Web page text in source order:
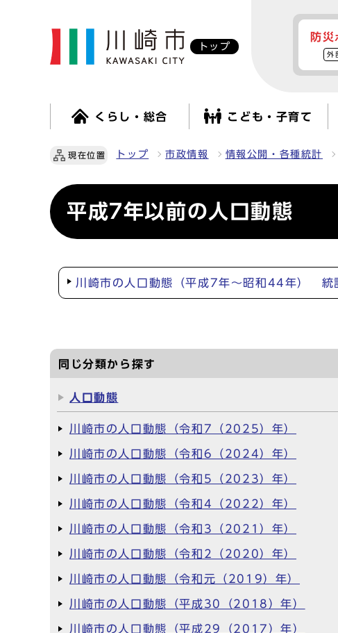
トップ
防災
外
くらし・総合 こども・子育て
現在位置 トップ 市政情報 情報公開・各種統計
平成7年以前の人口動態
川崎市の人口動態（平成7年～昭和44年） 統
同じ分類から探す
人口動態
川崎市の人口動態（令和7（2025）年）
川崎市の人口動態（令和6（2024）年）
川崎市の人口動態（令和5（2023）年）
川崎市の人口動態（令和4（2022）年）
川崎市の人口動態（令和3（2021）年）
川崎市の人口動態（令和2（2020）年）
川崎市の人口動態（令和元（2019）年）
川崎市の人口動態（平成30（2018）年）
川崎市の人口動態（平成29（2017）年）